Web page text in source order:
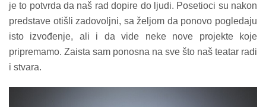
je to potvrda da naš rad dopire do ljudi. Posetioci su nakon
predstave otišli zadovoljni, sa željom da ponovo pogledaju
isto izvođenje, ali i da vide neke nove projekte koje
pripremamo. Zaista sam ponosna na sve što naš teatar radi
i stvara.